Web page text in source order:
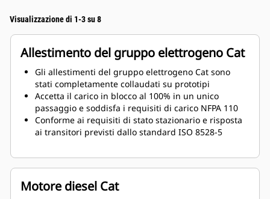
Visualizzazione di 1-3 su 8
Allestimento del gruppo elettrogeno Cat
Gli allestimenti del gruppo elettrogeno Cat sono
stati completamente collaudati su prototipi
Accetta il carico in blocco al 100% in un unico
passaggio e soddisfa i requisiti di carico NFPA 110
Conforme ai requisiti di stato stazionario e risposta
ai transitori previsti dallo standard ISO 8528-5
Motore diesel Cat